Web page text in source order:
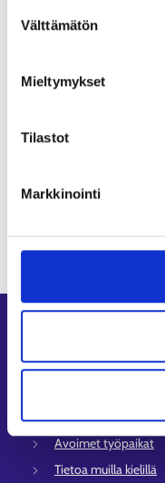
Lue tarkemmin
valinta
Välttämätön
Mieltymykset
Tilastot
Markkinointi
Artikkeli on päivitetty
Asiointi
Työnhakuprofiili
Avoimet työpaikat
Tietoa muilla kielillä